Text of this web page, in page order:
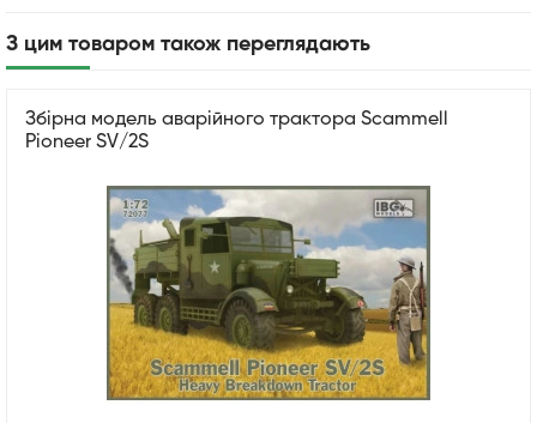
З цим товаром також переглядають
Збірна модель аварійного трактора Scammell
Pioneer SV/2S